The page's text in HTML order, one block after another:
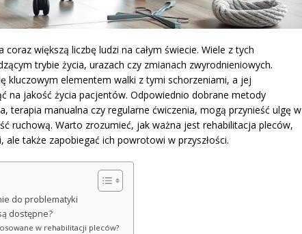
większą liczbę ludzi na całym świecie. Wiele z tych
trybie życia, urazach czy zmianach zwyrodnieniowych.
kluczowym elementem walki z tymi schorzeniami, a jej
na jakość życia pacjentów. Odpowiednio dobrane metody
terapia manualna czy regularne ćwiczenia, mogą przynieść ulgę w
ruchową. Warto zrozumieć, jak ważna jest rehabilitacja pleców,
także zapobiegać ich powrotowi w przyszłości.
do problematyki
dostępne?
w rehabilitacji pleców?